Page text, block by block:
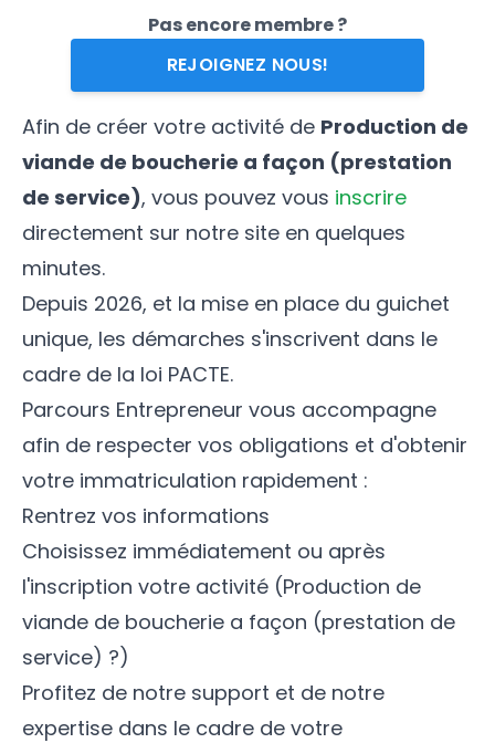
Pas encore membre ?
REJOIGNEZ NOUS!
Afin de créer votre activité de Production de
viande de boucherie a façon (prestation
de service), vous pouvez vous inscrire
directement sur notre site en quelques
minutes.
Depuis 2026, et la mise en place du guichet
unique, les démarches s'inscrivent dans le
cadre de la loi PACTE.
Parcours Entrepreneur vous accompagne
afin de respecter vos obligations et d'obtenir
votre immatriculation rapidement :
Rentrez vos informations
Choisissez immédiatement ou après
l'inscription votre activité (Production de
viande de boucherie a façon (prestation de
service) ?)
Profitez de notre support et de notre
expertise dans le cadre de votre